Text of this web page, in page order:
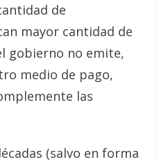
de
mayor cantidad de
gobierno no emite,
medio de pago,
las
(salvo en forma